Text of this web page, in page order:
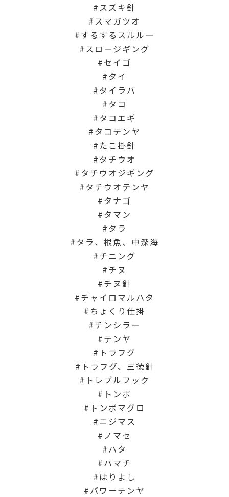
スズキ針
スマガツオ
するするスルルー
スロージギング
セイゴ
タイ
タイラバ
タコ
タコエギ
タコテンヤ
たこ掛針
タチウオ
タチウオジギング
タチウオテンヤ
タナゴ
タマン
タラ
タラ、根魚、中深海
チニング
チヌ
チヌ針
チャイロマルハタ
ちょくり仕掛
チンシラー
テンヤ
トラフグ
トラフグ、三徳針
トレブルフック
トンボ
トンボマグロ
ニジマス
ノマセ
ハタ
ハマチ
はりよし
パワーテンヤ